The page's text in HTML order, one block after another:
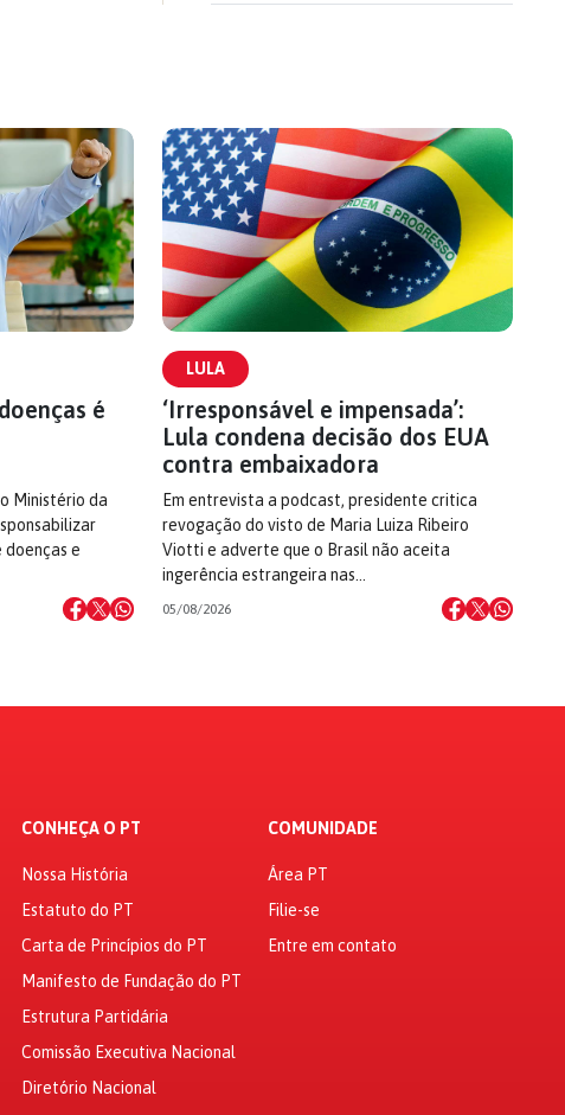
é
Ministério da
e
LULA
‘Irresponsável e impensada’:
Lula condena decisão dos EUA
contra embaixadora
Em entrevista a podcast, presidente critica
revogação do visto de Maria Luiza Ribeiro
Viotti e adverte que o Brasil não aceita
ingerência estrangeira nas…
05/08/2026
CONHEÇA O PT
Nossa História
Estatuto do PT
Carta de Princípios do PT
Manifesto de Fundação do PT
Estrutura Partidária
Comissão Executiva Nacional
Diretório Nacional
COMUNIDADE
Área PT
Filie-se
Entre em contato